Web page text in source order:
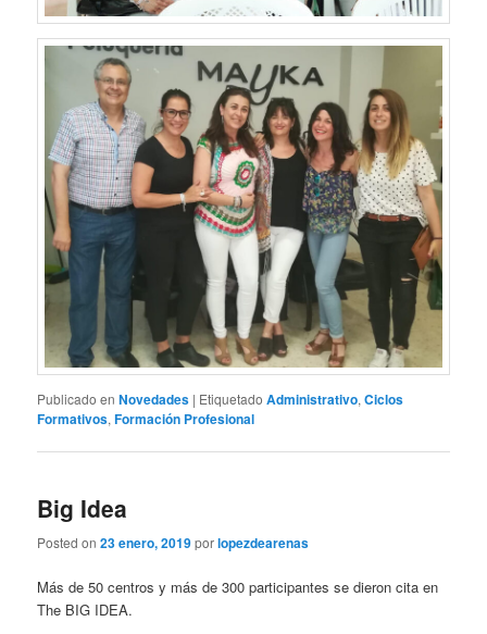
Publicado en Novedades | Etiquetado Administrativo,Ciclos
Formativos,Formación Profesional
Big Idea
Posted on23 enero, 2019porlopezdearenas
Más de 50 centros y más de 300 participantes se dieron cita en
The BIG IDEA.